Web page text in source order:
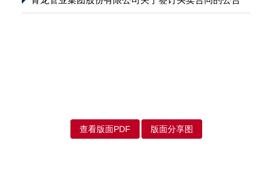
查看版面PDF 版面分享图